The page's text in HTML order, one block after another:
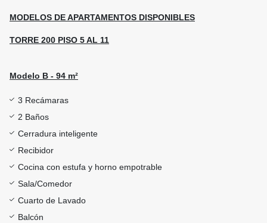
MODELOS DE APARTAMENTOS DISPONIBLES
TORRE 200 PISO 5 AL 11
Modelo B - 94 m²
3 Recámaras
2 Baños
Cerradura inteligente
Recibidor
Cocina con estufa y horno empotrable
Sala/Comedor
Cuarto de Lavado
Balcón